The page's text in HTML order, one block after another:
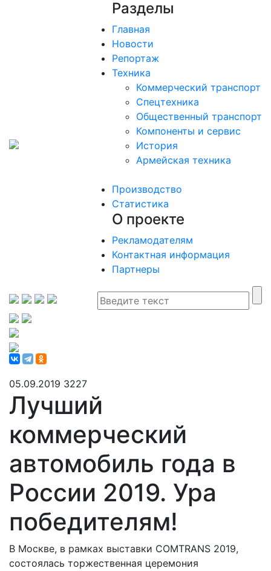
Разделы
Главная
Новости
Репортаж
Техника
Коммерческий транспорт
Спецтехника
Общественный транспорт
Компоненты и сервис
История
Армейская техника
Производство
Статистика
О проекте
Рекламодателям
Контактная информация
Партнеры
05.09.2019 3227
Лучший
коммерческий
автомобиль года в
России 2019. Ура
победителям!
В Москве, в рамках выставки COMTRANS 2019,
состоялась торжественная церемония